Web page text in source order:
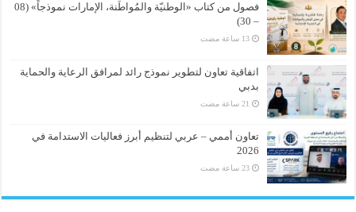
فصول من كتاب «الوطنيّة والمُواطَنة، الإمارات نموذجاً» (08
– 30)
اتفاقية تعاون لتطوير نموذج رائد لمرافق الرعاية والحماية
بدبي
تعاون أممي – عربي لتنظيم أبرز فعاليات الاستدامة في
2026